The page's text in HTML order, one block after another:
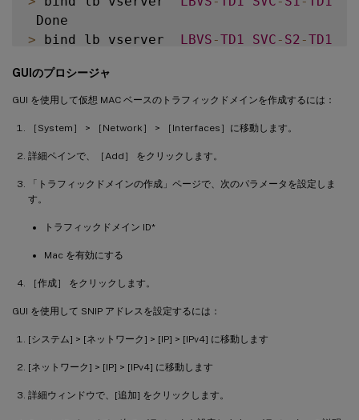
> bind lb vserver LBVS -TD1 SVC - S2 -TD1
> add ns ip 192.0 .2.6 255.255.255.0 -
> add service SVC-S3-TD2 192.0 .2
> bind lb vserver
> bind lb vserver
Done
GUIのプロシージャ
GUI を使用して仮想 MAC ベースのトラフィックドメインを作成するには：
［System］ > ［Network］ > ［Interfaces］に移動します。
詳細ペインで、［Add］ をクリックします。
「トラフィックドメインの作成」ページで、次のパラメータを設定しま
す。
トラフィックドメイン ID*
Mac を有効にする
［作成］ をクリックします。
GUI を使用して SNIP アドレスを設定するには：
[システム] > [ネットワーク] > [IP] > [IPv4] に移動します
[ネットワーク] > [IP] > [IPv4] に移動します
詳細ウィンドウで、[追加] をクリックします。